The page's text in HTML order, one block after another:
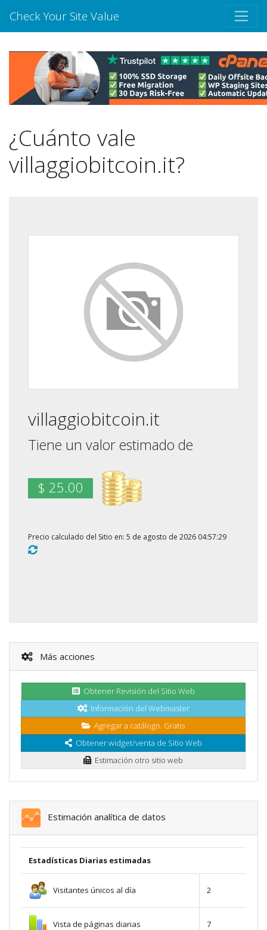
Check Your Site Value
¿Cuánto vale
villaggiobitcoin.it?
villaggiobitcoin.it
Tiene un valor estimado de
$ 25.00
Precio calculado del Sitio en: 5 de agosto de 2026 04:57:29
Más acciones
Obtener Revisión del Sitio Web
Información del Webmaster
Agregar a catálogo. Gratis
Obtener widget/venta de Sitio Web
Estimación otro sitio web
Estimación analítica de datos
Estadísticas Diarias estimadas
Visitantes únicos al día 2
Vista de páginas diarias 7